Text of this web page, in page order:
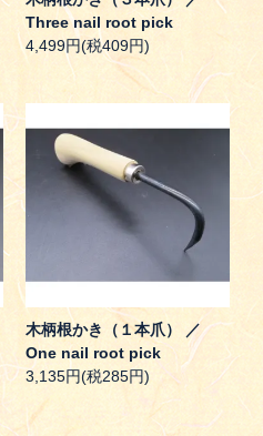
Three nail root pick
4,499円(税409円)
木柄根かき（１本爪） ／
One nail root pick
3,135円(税285円)